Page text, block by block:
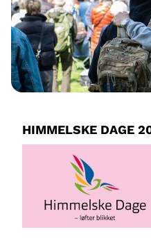
HIMMELSKE DAGE